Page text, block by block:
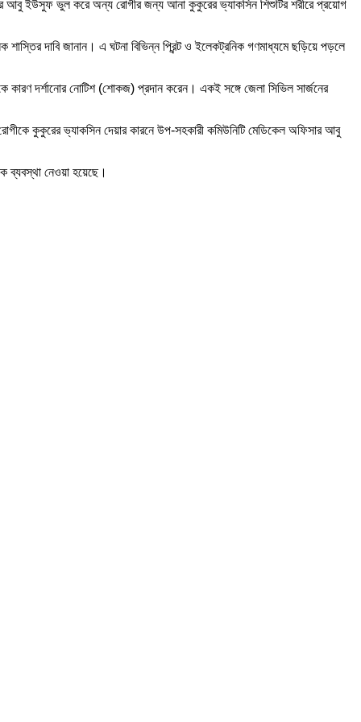
আবু ইউসুফ ভুল করে অন্য রোগীর জন্য আনা কুকুরের ভ্যাকসিন শিশুটির শরীরে প্রয়োগ
দাবি জানান। এ ঘটনা বিভিন্ন প্রিন্ট ও ইলেকট্রনিক গণমাধ্যমে ছড়িয়ে পড়লে
কারণ দর্শানোর নোটিশ (শোকজ) প্রদান করেন। একই সঙ্গে জেলা সিভিল সার্জনের
কুকুরের ভ্যাকসিন দেয়ার কারনে উপ-সহকারী কমিউনিটি মেডিকেল অফিসার আবু
ব্যবস্থা নেওয়া হয়েছে।